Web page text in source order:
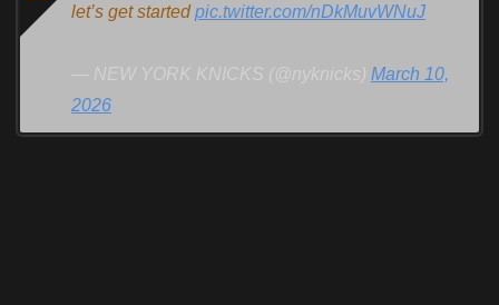
let’s get startedpic.twitter.com/nDkMuvWNuJ
— NEW YORK KNICKS (@nyknicks) March 10,
2026